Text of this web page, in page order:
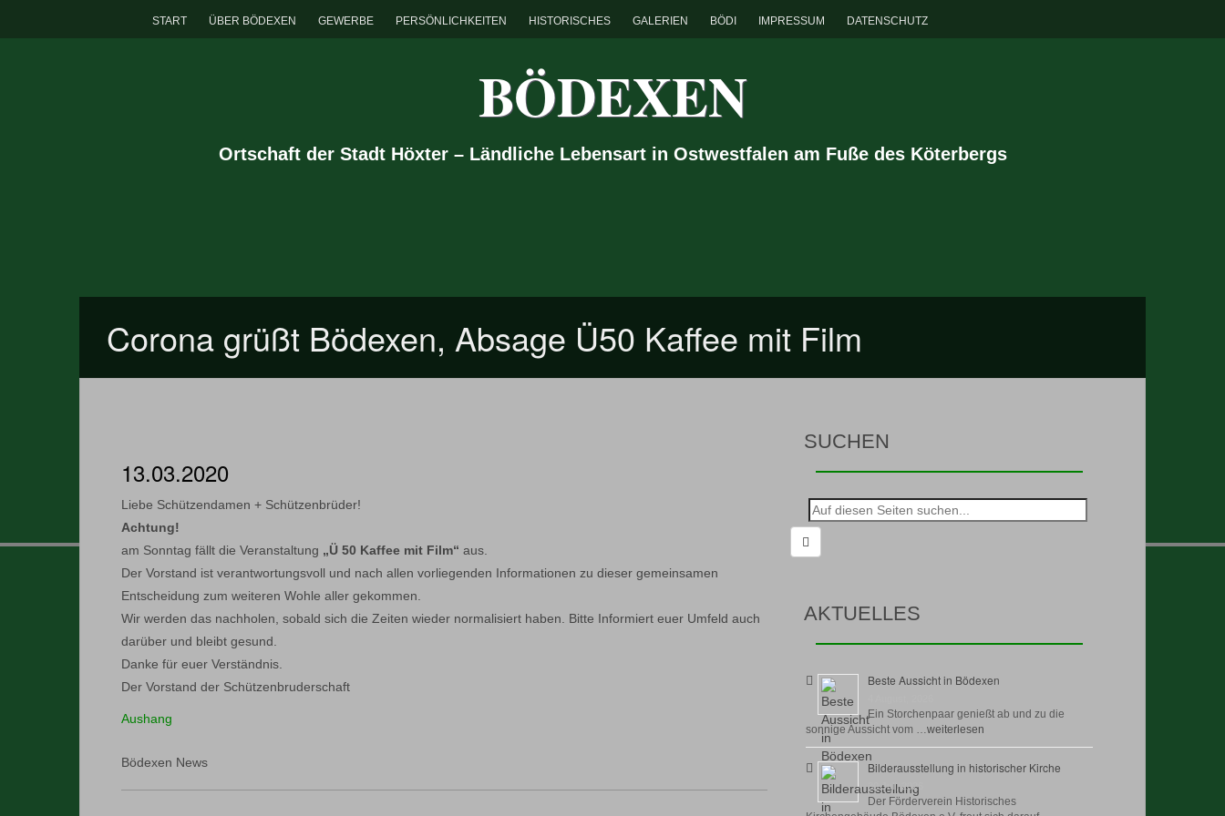
START ÜBER BÖDEXEN GEWERBE PERSÖNLICHKEITEN HISTORISCHES GALERIEN BÖDI IMPRESSUM DATENSCHUTZ
BÖDEXEN
Ortschaft der Stadt Höxter – Ländliche Lebensart in Ostwestfalen am Fuße des Köterbergs
Corona grüßt Bödexen, Absage Ü50 Kaffee mit Film
13.03.2020
Liebe Schützendamen + Schützenbrüder!
Achtung!
am Sonntag fällt die Veranstaltung „Ü 50 Kaffee mit Film“ aus.
Der Vorstand ist verantwortungsvoll und nach allen vorliegenden Informationen zu dieser gemeinsamen
Entscheidung zum weiteren Wohle aller gekommen.
Wir werden das nachholen, sobald sich die Zeiten wieder normalisiert haben. Bitte Informiert euer Umfeld auch
darüber und bleibt gesund.
Danke für euer Verständnis.
Der Vorstand der Schützenbruderschaft
Aushang
Bödexen News
SUCHEN
Suche
nach:
AKTUELLES
Beste Aussicht in Bödexen
Ein Storchenpaar genießt ab und zu die
sonnige Aussicht vom …weiterlesen
Bilderausstellung in historischer Kirche
30 Juli, 2026
Der Förderverein Historisches